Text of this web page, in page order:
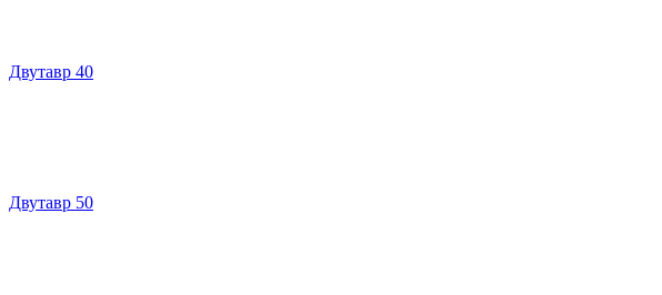
Двутавр 40
Двутавр 50